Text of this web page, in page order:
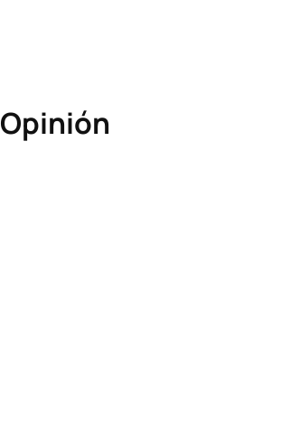
Opinión